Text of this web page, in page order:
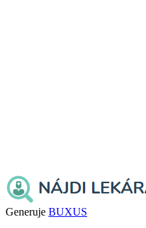
Generuje BUXUS